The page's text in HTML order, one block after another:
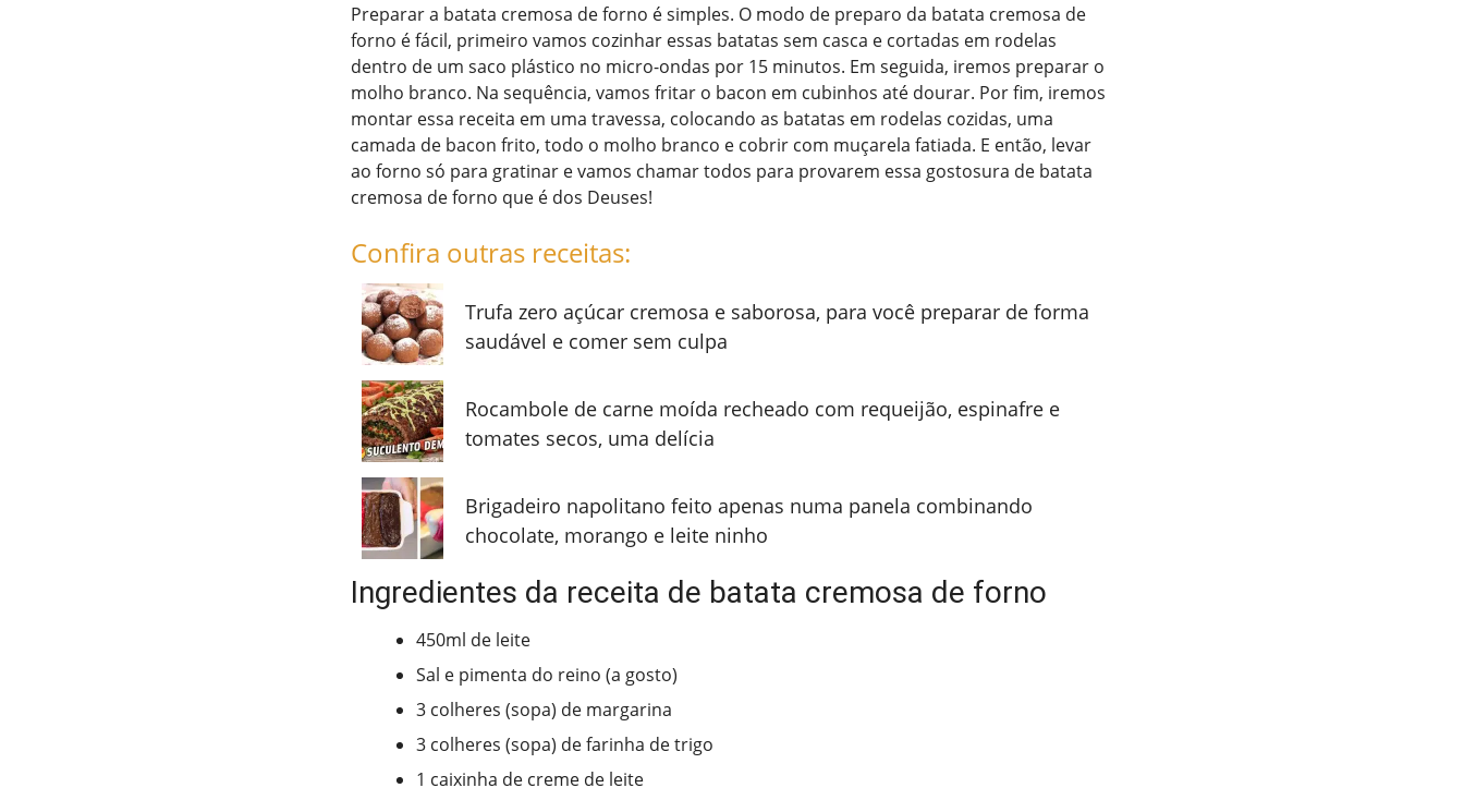
Preparar a batata cremosa de forno é simples. O modo de preparo da batata cremosa de
forno é fácil, primeiro vamos cozinhar essas batatas sem casca e cortadas em rodelas
dentro de um saco plástico no micro-ondas por 15 minutos. Em seguida, iremos preparar o
molho branco. Na sequência, vamos fritar o bacon em cubinhos até dourar. Por fim, iremos
montar essa receita em uma travessa, colocando as batatas em rodelas cozidas, uma
camada de bacon frito, todo o molho branco e cobrir com muçarela fatiada. E então, levar
ao forno só para gratinar e vamos chamar todos para provarem essa gostosura de batata
cremosa de forno que é dos Deuses!
Confira outras receitas:
Trufa zero açúcar cremosa e saborosa, para você preparar de forma
saudável e comer sem culpa
Rocambole de carne moída recheado com requeijão, espinafre e
tomates secos, uma delícia
Brigadeiro napolitano feito apenas numa panela combinando
chocolate, morango e leite ninho
Ingredientes da receita de batata cremosa de forno
450ml de leite
Sal e pimenta do reino (a gosto)
3 colheres (sopa) de margarina
3 colheres (sopa) de farinha de trigo
1 caixinha de creme de leite